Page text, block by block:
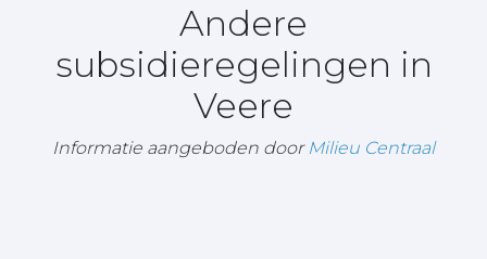
Andere
subsidieregelingen in
Veere
Informatie aangeboden door Milieu Centraal